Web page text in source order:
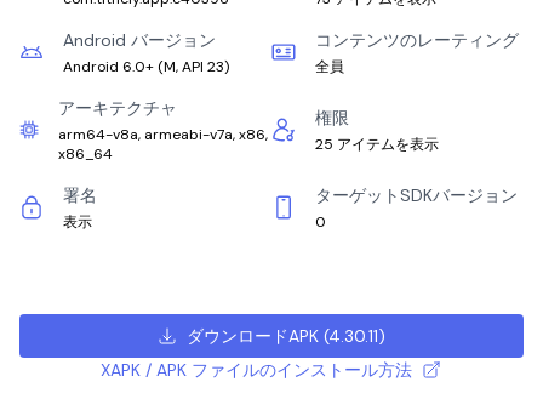
Android バージョン
Android 6.0+ (M, API 23)
コンテンツのレーティング
全員
アーキテクチャ
arm64-v8a, armeabi-v7a, x86,
x86_64
権限
25 アイテムを表示
署名
表示
ターゲットSDKバージョン
0
ダウンロードAPK(4.30.11)
XAPK / APK ファイルのインストール方法